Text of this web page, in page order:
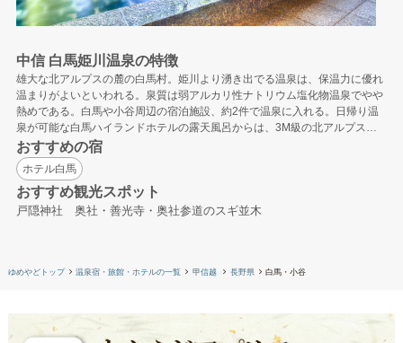
中信 白馬姫川温泉の特徴
雄大な北アルプスの麓の白馬村。姫川より湧き出でる温泉は、保温力に優れ
温まりがよいといわれる。泉質は弱アルカリ性ナトリウム塩化物温泉でやや
熱めである。白馬や小谷周辺の宿泊施設、約2件で温泉に入れる。日帰り温
泉が可能な白馬ハイランドホテルの露天風呂からは、3M級の北アルプスの
山並みを一望できる
おすすめの宿
ホテル白馬
おすすめ観光スポット
戸隠神社 奥社・善光寺・奥社参道のスギ並木
ゆめやどトップ 温泉宿・旅館・ホテルの一覧 甲信越 長野県 白馬・小谷